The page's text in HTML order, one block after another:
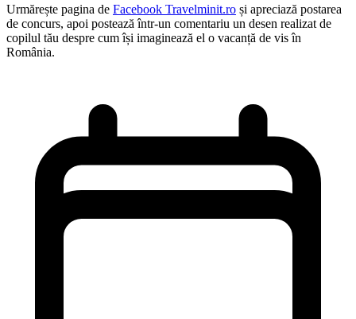
Urmărește pagina de Facebook Travelminit.ro și apreciază postarea
de concurs, apoi postează într-un comentariu un desen realizat de
copilul tău despre cum își imaginează el o vacanță de vis în
România.